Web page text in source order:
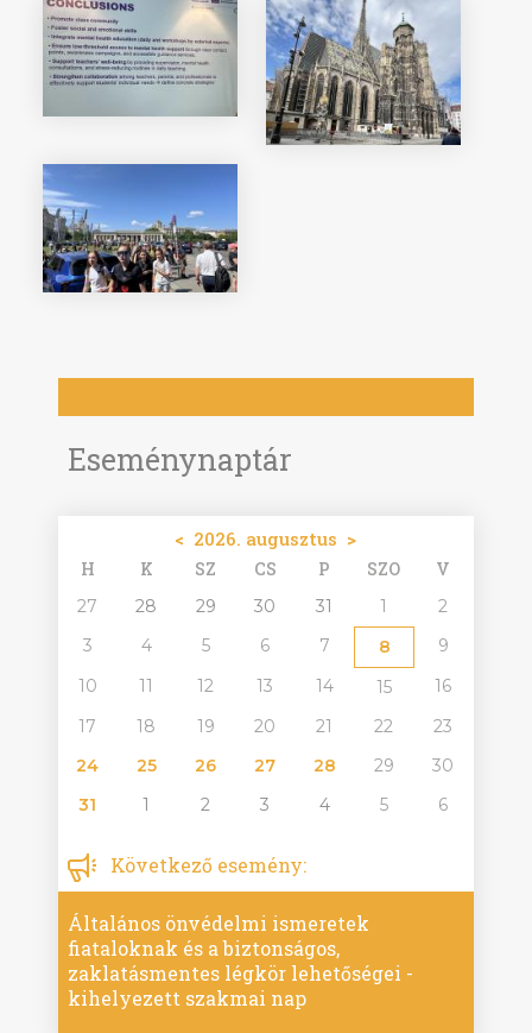
Eseménynaptár
< 2026. augusztus >
H K SZ CS P SZO V
27 28 29 30 31 1
2
3
4 5 6 7 8
9
10
11 12 13 14 15
16
17
18 19 20 21 22
23
24
25 26 27 28 29
30
31
1 2 3 4 5 6
Következő esemény:
Általános önvédelmi ismeretek
fiataloknak és a biztonságos,
zaklatásmentes légkör lehetőségei -
kihelyezett szakmai nap